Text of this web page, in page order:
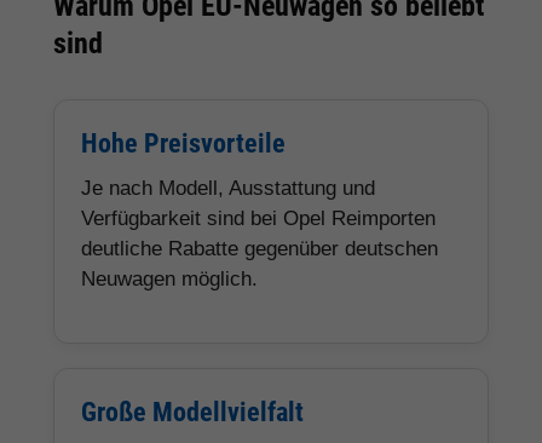
sind
Hohe Preisvorteile
Je nach Modell, Ausstattung und
Verfügbarkeit sind bei Opel Reimporten
deutliche Rabatte gegenüber deutschen
Neuwagen möglich.
Große Modellvielfalt